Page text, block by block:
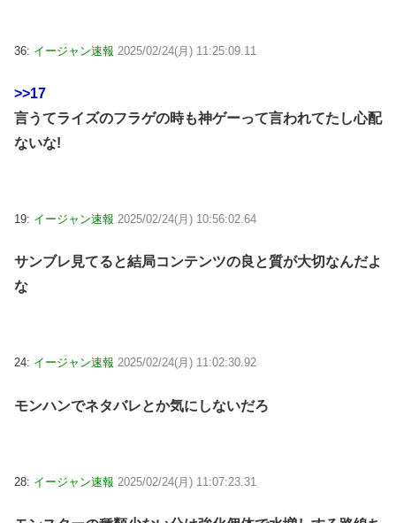
36: イージャン速報 2025/02/24(月) 11:25:09.11
>>17
言うてライズのフラゲの時も神ゲーって言われてたし心配
ないな!
19: イージャン速報 2025/02/24(月) 10:56:02.64
サンブレ見てると結局コンテンツの良と質が大切なんだよ
な
24: イージャン速報 2025/02/24(月) 11:02:30.92
モンハンでネタバレとか気にしないだろ
28: イージャン速報 2025/02/24(月) 11:07:23.31